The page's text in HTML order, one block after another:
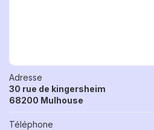
Adresse
30 rue de kingersheim
68200 Mulhouse
Téléphone